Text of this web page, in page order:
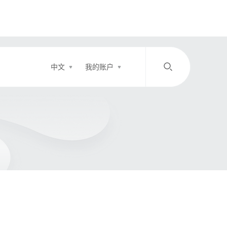
中文 我的账户
/